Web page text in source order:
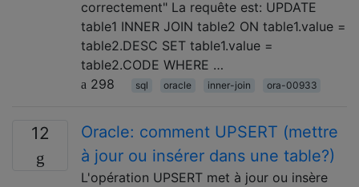
correctement" La requête est: UPDATE
table1 INNER JOIN table2 ON table1.value =
table2.DESC SET table1.value =
table2.CODE WHERE …
298
sql oracle inner-join ora-00933
12
Oracle: comment UPSERT (mettre
à jour ou insérer dans une table?)
L'opération UPSERT met à jour ou insère